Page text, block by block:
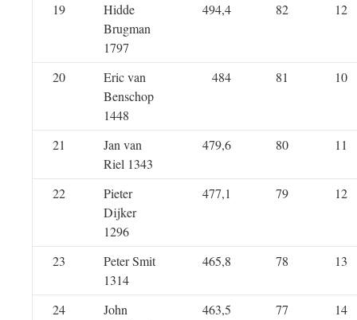
19
Hidde
Brugman
1797
494,4 82 12
20
Eric van
Benschop
1448
484 81 10
21
Jan van
Riel 1343
479,6 80 11
22
Pieter
Dijker
1296
477,1 79 12
23
Peter Smit
1314
465,8 78 13
24
John
463,5 77 14